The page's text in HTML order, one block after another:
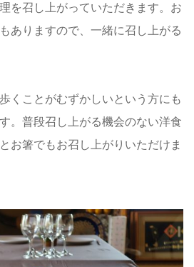
を召し上がっていただきます。お
ありますので、一緒に召し上がる
くことがむずかしいという方にも
。普段召し上がる機会のない洋食
お箸でもお召し上がりいただけま